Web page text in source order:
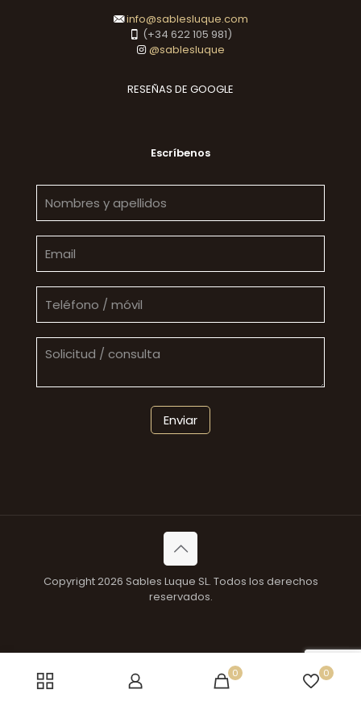
info@sablesluque.com
(+34 622 105 981)
@sablesluque
RESEÑAS DE GOOGLE
Escríbenos
Copyright 2026 Sables Luque SL. Todos los derechos
reservados.
0 0